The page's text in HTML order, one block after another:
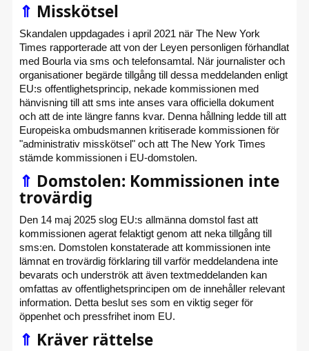
⇑ Misskötsel
Skandalen uppdagades i april 2021 när The New York
Times rapporterade att von der Leyen personligen förhandlat
med Bourla via sms och telefonsamtal. När journalister och
organisationer begärde tillgång till dessa meddelanden enligt
EU:s offentlighetsprincip, nekade kommissionen med
hänvisning till att sms inte anses vara officiella dokument
och att de inte längre fanns kvar. Denna hållning ledde till att
Europeiska ombudsmannen kritiserade kommissionen för
"administrativ misskötsel" och att The New York Times
stämde kommissionen i EU-domstolen.
⇑ Domstolen: Kommissionen inte
trovärdig
Den 14 maj 2025 slog EU:s allmänna domstol fast att
kommissionen agerat felaktigt genom att neka tillgång till
sms:en. Domstolen konstaterade att kommissionen inte
lämnat en trovärdig förklaring till varför meddelandena inte
bevarats och underströk att även textmeddelanden kan
omfattas av offentlighetsprincipen om de innehåller relevant
information. Detta beslut ses som en viktig seger för
öppenhet och pressfrihet inom EU.
⇑ Kräver rättelse